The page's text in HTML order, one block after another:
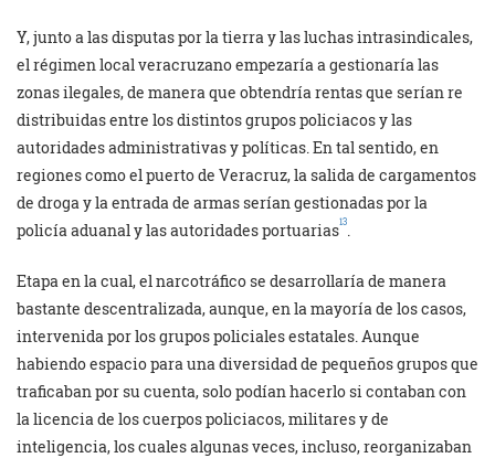
Y, junto a las disputas por la tierra y las luchas intrasindicales,
el régimen local veracruzano empezaría a gestionaría las
zonas ilegales, de manera que obtendría rentas que serían re
distribuidas entre los distintos grupos policiacos y las
autoridades administrativas y políticas. En tal sentido, en
regiones como el puerto de Veracruz, la salida de cargamentos
de droga y la entrada de armas serían gestionadas por la
policía aduanal y las autoridades portuarias13
Etapa en la cual, el narcotráfico se desarrollaría de manera
bastante descentralizada, aunque, en la mayoría de los casos,
intervenida por los grupos policiales estatales. Aunque
habiendo espacio para una diversidad de pequeños grupos que
traficaban por su cuenta, solo podían hacerlo si contaban con
la licencia de los cuerpos policiacos, militares y de
inteligencia, los cuales algunas veces, incluso, reorganizaban